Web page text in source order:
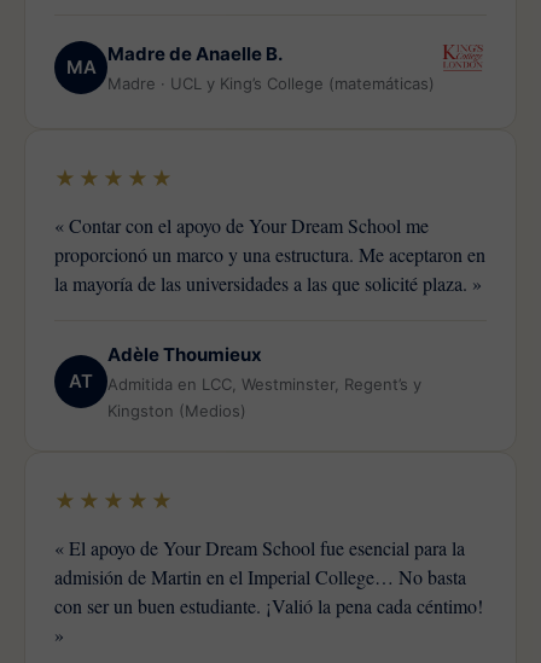
MA
Madre de Anaelle B.
Madre · UCL y King’s College (matemáticas)
★★★★★
« Contar con el apoyo de Your Dream School me
proporcionó un marco y una estructura. Me aceptaron en
la mayoría de las universidades a las que solicité plaza. »
AT
Adèle Thoumieux
Admitida en LCC, Westminster, Regent’s y
Kingston (Medios)
★★★★★
« El apoyo de Your Dream School fue esencial para la
admisión de Martin en el Imperial College… No basta
con ser un buen estudiante. ¡Valió la pena cada céntimo!
»